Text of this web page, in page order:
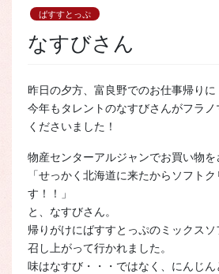
ばすすとっぷ
なすびさん
昨日の夕方、富良野でのお仕事帰りに
今年もタレントのなすびさんがフラノ
くださいました！
物産センターアルジャンでお買い物を
「せっかく北海道に来たからソフト
す！！」
と、なすびさん。
帰りがけにばすすとっぷのミックス
召し上がって行かれました。
味はなすび・・・ではなく、にんじん